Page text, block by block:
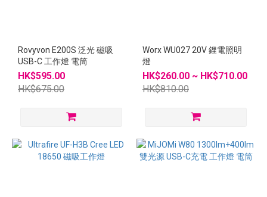
Rovyvon E200S 泛光 磁吸
USB-C 工作燈 電筒
HK$595.00
HK$675.00
Worx WU027 20V 鋰電照明
燈
HK$260.00 ~ HK$710.00
HK$810.00